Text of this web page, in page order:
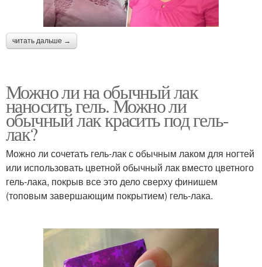
читать дальше →
Можно ли на обычный лак
наносить гель. Можно ли
обычный лак красить под гель-
лак?
Можно ли сочетать гель-лак с обычным лаком для ногтей
или использовать цветной обычный лак вместо цветного
гель-лака, покрыв все это дело сверху финишем
(топовым завершающим покрытием) гель-лака.